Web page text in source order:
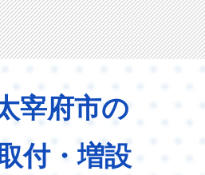
宰府市の
付・増設